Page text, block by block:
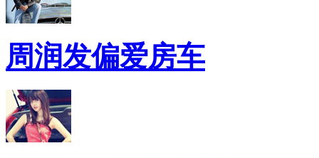
周润发偏爱房车